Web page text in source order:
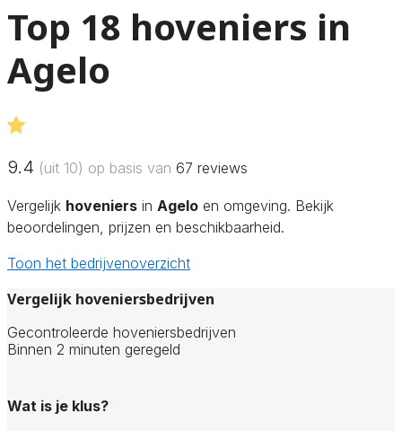
Top 18 hoveniers in
Agelo
9.4 (uit 10) op basis van 67 reviews
Vergelijk hoveniers in Agelo en omgeving. Bekijk
beoordelingen, prijzen en beschikbaarheid.
Toon het bedrijvenoverzicht
Vergelijk hoveniersbedrijven
Gecontroleerde hoveniersbedrijven
Binnen 2 minuten geregeld
Wat is je klus?